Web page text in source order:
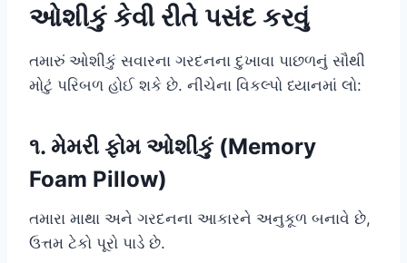
ઓશીકું કેવી રીતે પસંદ કરવું
તમારું ઓશીકું સવારના ગરદનના દુખાવા પાછળનું સૌથી
મોટું પરિબળ હોઈ શકે છે. નીચેના વિકલ્પો ધ્યાનમાં લો:
૧. મેમરી ફોમ ઓશીકું (Memory
Foam Pillow)
તમારા માથા અને ગરદનના આકારને અનુકૂળ બનાવે છે,
ઉત્તમ ટેકો પૂરો પાડે છે.